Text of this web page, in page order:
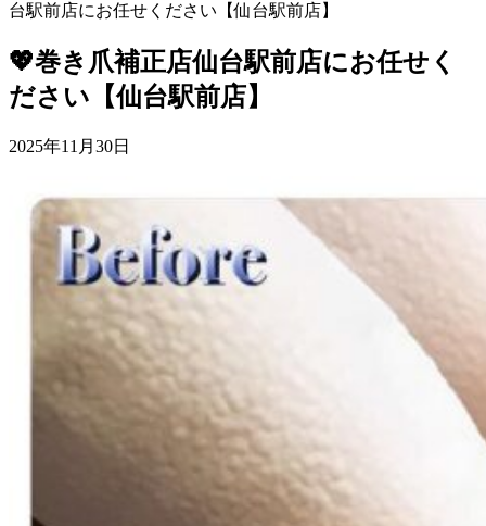
台駅前店にお任せください【仙台駅前店】
💖巻き爪補正店仙台駅前店にお任せく
ださい【仙台駅前店】
2025年11月30日